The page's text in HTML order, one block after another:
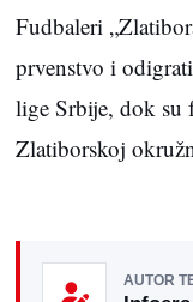
Fudbaleri
prvenstvo i
lige Srbije, dok su
Zlatiborskoj
AUTOR